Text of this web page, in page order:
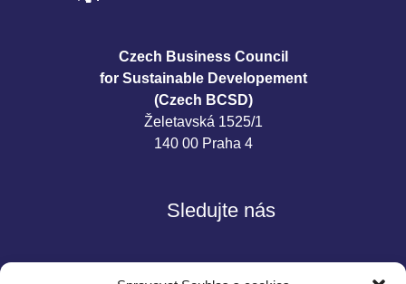
Czech Business Council
for Sustainable Developement
(Czech BCSD)
Želetavská 1525/1
140 00 Praha 4
Sledujte nás